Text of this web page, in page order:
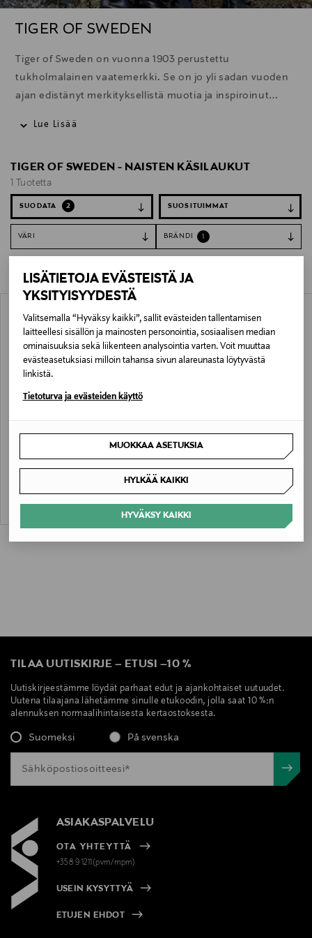
LISÄTIETOJA EVÄSTEISTÄ JA
YKSITYISYYDESTÄ
Valitsemalla “Hyväksy kaikki”, sallit evästeiden tallentamisen
laitteellesi sisällön ja mainosten personointia, sosiaalisen median
ominaisuuksia sekä liikenteen analysointia varten. Voit muuttaa
evästeasetuksiasi milloin tahansa sivun alareunasta löytyvästä
linkistä.
Tietoturva ja evästeiden käyttö
MUOKKAA ASETUKSIA
HYLKÄÄ KAIKKI
HYVÄKSY KAIKKI
TIGER OF SWEDEN
Tiger of Sweden on vuonna 1903 perustettu
tukholmalainen vaatemerkki. Se on jo yli sadan vuoden
ajan edistänyt merkityksellistä muotia ja inspiroinut
Lue Lisää
TIGER OF SWEDEN - NAISTEN KÄSILAUKUT
1 Tuotetta
SUODATA 2
VÄRI BRÄNDI 1
Käsilaukut Tyhjennä suodattimet
1 Tuotetta
Original Price
399,00 €
TILAA UUTISKIRJE – ETUSI –10 %
Uutiskirjeestämme löydät parhaat edut ja ajankohtaiset uutuudet.
Uutena tilaajana lähetämme sinulle etukoodin, jolla saat 10 %:n
alennuksen normaalihintaisesta kertaostoksesta.
Suomeksi På svenska
ASIAKASPALVELU
OTA YHTEYTTÄ
+358 9 1211(pvm/mpm)
USEIN KYSYTTYÄ
ETUJEN EHDOT